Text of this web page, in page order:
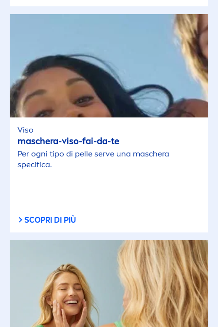
Viso
maschera-viso-fai-da-te
Per ogni tipo di pelle serve una maschera
specifica.
SCOPRI DI PIÙ